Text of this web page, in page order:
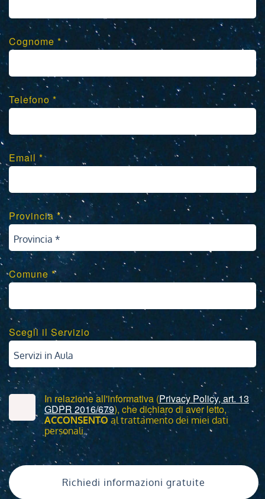
Cognome *
Telefono *
Email *
Provincia *
Provincia *
Comune *
Scegli il Servizio
Servizi in Aula
In relazione all'informativa (Privacy Policy, art. 13
GDPR 2016/679), che dichiaro di aver letto,
ACCONSENTO al trattamento dei miei dati
personali.